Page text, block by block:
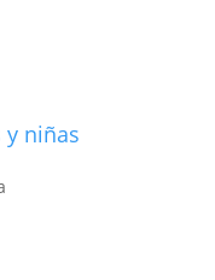
niñas